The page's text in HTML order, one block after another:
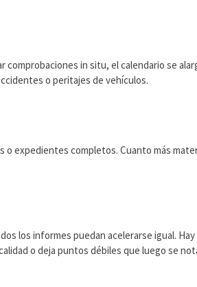
in situ, el calendario se
o peritajes de vehículos.
o expedientes completos. Cuanto más
los informes puedan acelerarse igual. Hay
o deja puntos débiles que luego se